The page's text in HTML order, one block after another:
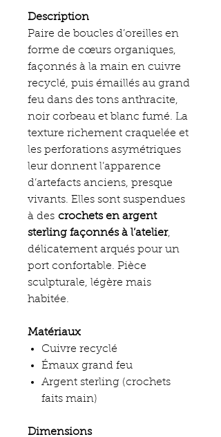
Description
Paire de boucles d’oreilles en
forme de cœurs organiques,
façonnés à la main en cuivre
recyclé, puis émaillés au grand
feu dans des tons anthracite,
noir corbeau et blanc fumé. La
texture richement craquelée et
les perforations asymétriques
leur donnent l’apparence
d’artefacts anciens, presque
vivants. Elles sont suspendues
à des crochets en argent
sterling façonnés à l’atelier,
délicatement arqués pour un
port confortable. Pièce
sculpturale, légère mais
habitée.
Matériaux
Cuivre recyclé
Émaux grand feu
Argent sterling (crochets
faits main)
Dimensions